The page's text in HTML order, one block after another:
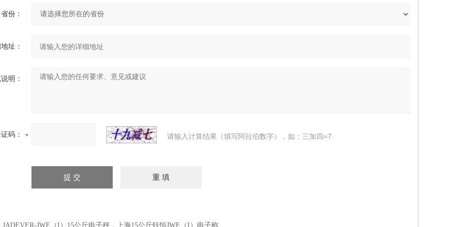
省份：
址：
明：
码： 请输入计算结果（填写阿拉伯数字），如：三加四=7
JADEVER-JWE（I）15公斤电子秤，上海15公斤钰恒JWE（I）电子称